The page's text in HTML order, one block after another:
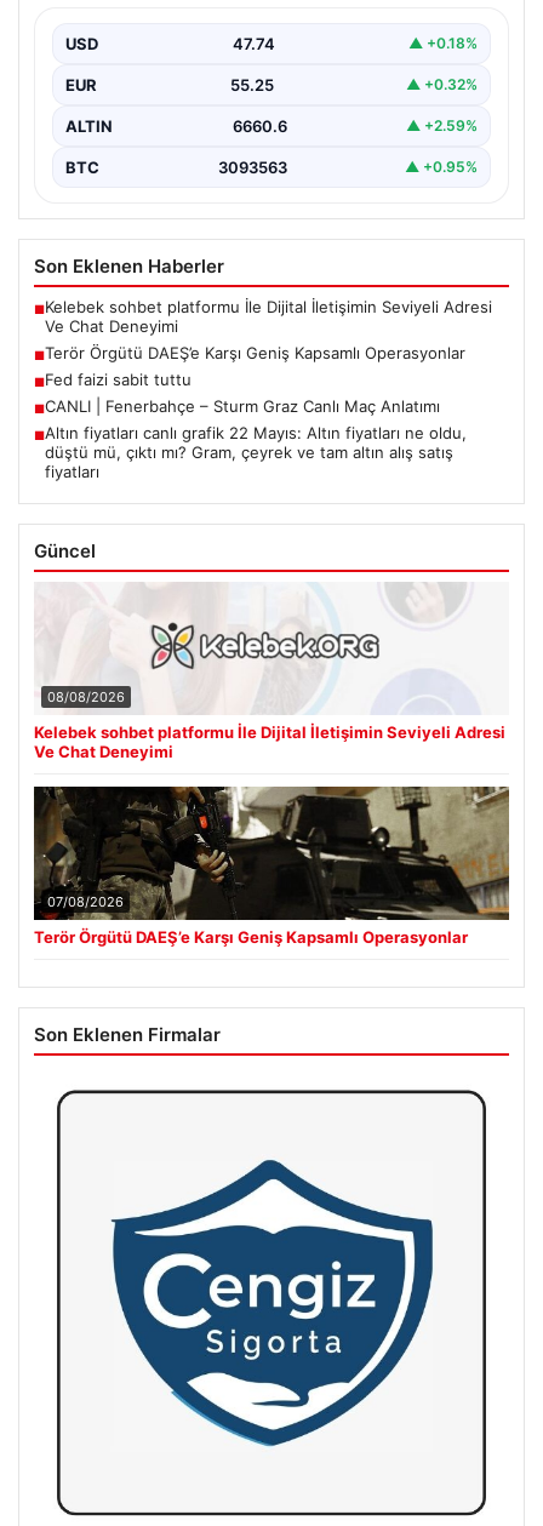
gerçekleştirilen önemli operasyonlar sonucunda, DAEŞ
terror örgütüne yönelik kapsamlı adımlar…
USD 47.74 ▲ +0.18%
EUR 55.25 ▲ +0.32%
ALTIN 6660.6 ▲ +2.59%
BTC 3093563 ▲ +0.95%
Son Eklenen Haberler
■Kelebek sohbet platformu İle Dijital İletişimin Seviyeli Adresi
Ve Chat Deneyimi
■Terör Örgütü DAEŞ’e Karşı Geniş Kapsamlı Operasyonlar
■Fed faizi sabit tuttu
■CANLI | Fenerbahçe – Sturm Graz Canlı Maç Anlatımı
■Altın fiyatları canlı grafik 22 Mayıs: Altın fiyatları ne oldu,
düştü mü, çıktı mı? Gram, çeyrek ve tam altın alış satış
fiyatları
Güncel
08/08/2026
Kelebek sohbet platformu İle Dijital İletişimin Seviyeli Adresi
Ve Chat Deneyimi
07/08/2026
Terör Örgütü DAEŞ’e Karşı Geniş Kapsamlı Operasyonlar
Son Eklenen Firmalar